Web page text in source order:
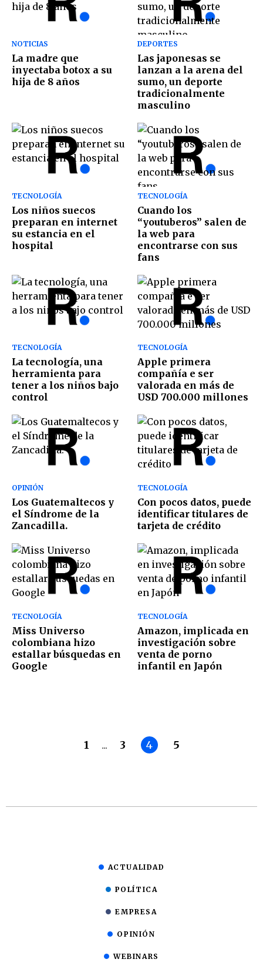
NOTICIAS
La madre que
inyectaba botox a su
hija de 8 años
DEPORTES
Las japonesas se
lanzan a la arena del
sumo, un deporte
tradicionalmente
masculino
TECNOLOGÍA
Los niños suecos
preparan en internet
su estancia en el
hospital
TECNOLOGÍA
Cuando los
“youtuberos” salen de
la web para
encontrarse con sus
fans
TECNOLOGÍA
La tecnología, una
herramienta para
tener a los niños bajo
control
TECNOLOGÍA
Apple primera
compañía e ser
valorada en más de
USD 700.000 millones
OPINIÓN
Los Guatemaltecos y
el Síndrome de la
Zancadilla.
TECNOLOGÍA
Con pocos datos, puede
identificar titulares de
tarjeta de crédito
TECNOLOGÍA
Miss Universo
colombiana hizo
estallar búsquedas en
Google
TECNOLOGÍA
Amazon, implicada en
investigación sobre
venta de porno
infantil en Japón
1 ... 3 4 5
ACTUALIDAD
POLÍTICA
EMPRESA
OPINIÓN
WEBINARS